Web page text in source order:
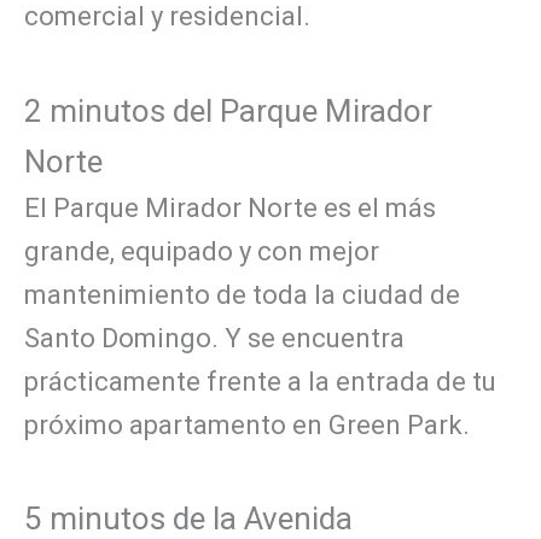
comercial y residencial.
2 minutos del Parque Mirador
Norte
El Parque Mirador Norte es el más
grande, equipado y con mejor
mantenimiento de toda la ciudad de
Santo Domingo. Y se encuentra
prácticamente frente a la entrada de tu
próximo apartamento en Green Park.
5 minutos de la Avenida